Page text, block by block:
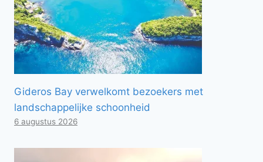
Gideros Bay verwelkomt bezoekers met
landschappelijke schoonheid
6 augustus 2026